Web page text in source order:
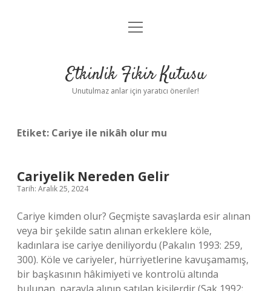
Anasayfa
Yasal Uyarı
menüyü
Etkinlik Fikir Kutusu
Unutulmaz anlar için yaratıcı öneriler!
Etiket: Cariye ile nikâh olur mu
Cariyelik Nereden Gelir
Tarih: Aralık 25, 2024
Cariye kimden olur? Geçmişte savaşlarda esir alınan
veya bir şekilde satın alınan erkeklere köle,
kadınlara ise cariye deniliyordu (Pakalın 1993: 259,
300). Köle ve cariyeler, hürriyetlerine kavuşamamış,
bir başkasının hâkimiyeti ve kontrolü altında